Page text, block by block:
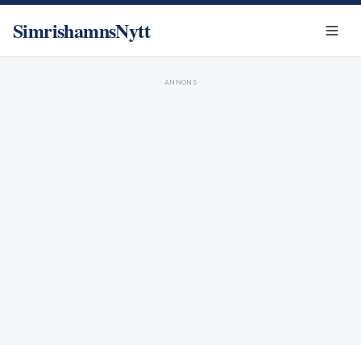
SimrishamnsNytt
ANNONS